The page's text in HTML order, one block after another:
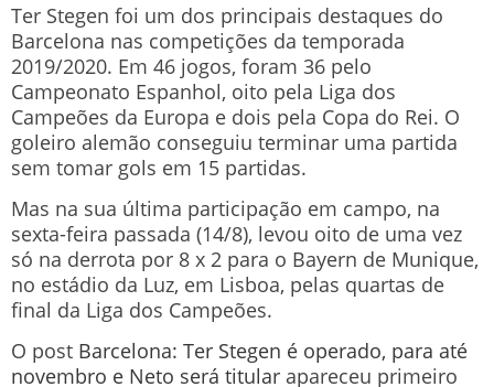
Ter Stegen foi um dos principais destaques do
Barcelona nas competições da temporada
2019/2020. Em 46 jogos, foram 36 pelo
Campeonato Espanhol, oito pela Liga dos
Campeões da Europa e dois pela Copa do Rei. O
goleiro alemão conseguiu terminar uma partida
sem tomar gols em 15 partidas.
Mas na sua última participação em campo, na
sexta-feira passada (14/8), levou oito de uma vez
só na derrota por 8 x 2 para o Bayern de Munique,
no estádio da Luz, em Lisboa, pelas quartas de
final da Liga dos Campeões.
O post Barcelona: Ter Stegen é operado, para até
novembro e Neto será titular apareceu primeiro